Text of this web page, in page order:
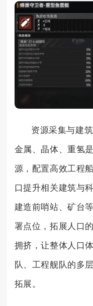
资源采集与建
金属、晶体、重氢
源，配置高效工程
口提升相关建筑与
建造前哨站、矿台
署点位，拓展人口
拥挤，让整体人口
队、工程舰队的多
拓展。